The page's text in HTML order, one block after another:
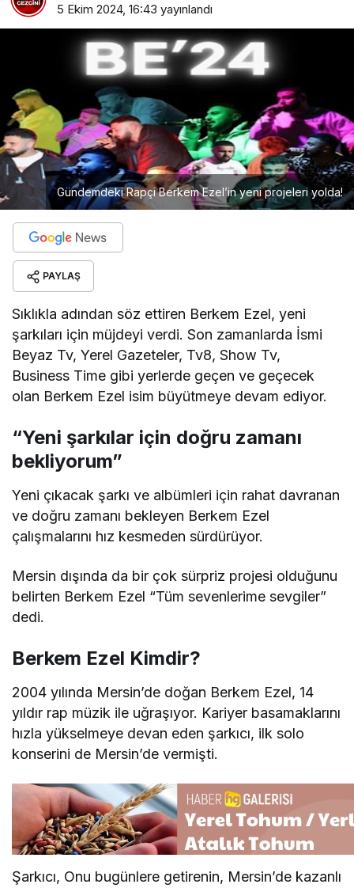
5 Ekim 2024, 16:43 yayınlandı
Gündemdeki Rapçi Berkem Ezel’in yeni projeleri yolda!
PAYLAŞ
Sıklıkla adından söz ettiren Berkem Ezel, yeni
şarkıları için müjdeyi verdi. Son zamanlarda İsmi
Beyaz Tv, Yerel Gazeteler, Tv8, Show Tv,
Business Time gibi yerlerde geçen ve geçecek
olan Berkem Ezel isim büyütmeye devam ediyor.
“Yeni şarkılar için doğru zamanı
bekliyorum”
Yeni çıkacak şarkı ve albümleri için rahat davranan
ve doğru zamanı bekleyen Berkem Ezel
çalışmalarını hız kesmeden sürdürüyor.
Mersin dışında da bir çok sürpriz projesi olduğunu
belirten Berkem Ezel “Tüm sevenlerime sevgiler”
dedi.
Berkem Ezel Kimdir?
2004 yılında Mersin’de doğan Berkem Ezel, 14
yıldır rap müzik ile uğraşıyor. Kariyer basamaklarını
hızla yükselmeye devan eden şarkıcı, ilk solo
konserini de Mersin’de vermişti.
Şarkıcı, Onu bugünlere getirenin, Mersin’de kazanlı